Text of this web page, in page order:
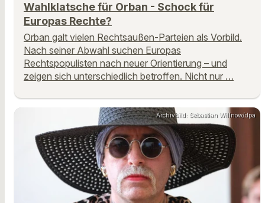
Wahlklatsche für Orban - Schock für
Europas Rechte?
Orban galt vielen Rechtsaußen-Parteien als Vorbild.
Nach seiner Abwahl suchen Europas
Rechtspopulisten nach neuer Orientierung – und
zeigen sich unterschiedlich betroffen. Nicht nur …
Archivbild: Sebastian Willnow/dpa